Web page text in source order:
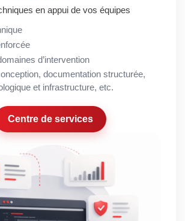
en appui de vos équipes
d’intervention
documentation structurée,
et infrastructure, etc.
Centre de services